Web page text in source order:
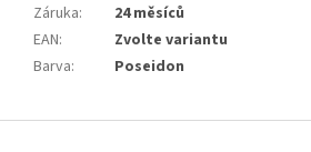
Záruka:
24 měsíců
EAN:
Zvolte variantu
Barva: Poseidon
Powered by chaterimo